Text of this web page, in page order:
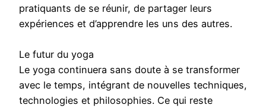
pratiquants de se réunir, de partager leurs
expériences et d’apprendre les uns des autres.
Le futur du yoga
Le yoga continuera sans doute à se transformer
avec le temps, intégrant de nouvelles techniques,
technologies et philosophies. Ce qui reste